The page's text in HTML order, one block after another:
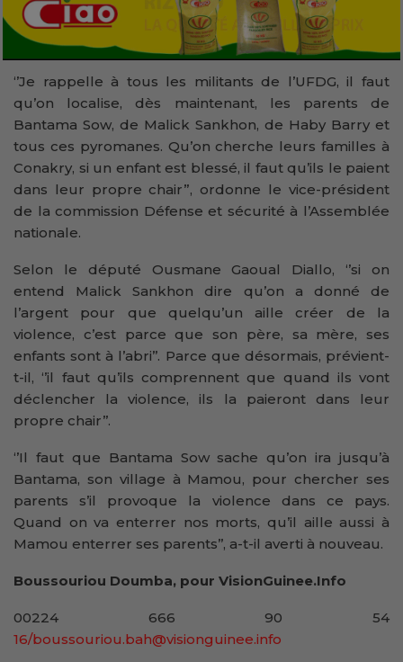
‘’Je rappelle à tous les militants de l’UFDG, il faut
qu’on localise, dès maintenant, les parents de
Bantama Sow, de Malick Sankhon, de Haby Barry et
tous ces pyromanes. Qu’on cherche leurs familles à
Conakry, si un enfant est blessé, il faut qu’ils le paient
dans leur propre chair”, ordonne le vice-président
de la commission Défense et sécurité à l’Assemblée
nationale.
Selon le député Ousmane Gaoual Diallo, ‘’si on
entend Malick Sankhon dire qu’on a donné de
l’argent pour que quelqu’un aille créer de la
violence, c’est parce que son père, sa mère, ses
enfants sont à l’abri’’. Parce que désormais, prévient-
t-il, ‘’il faut qu’ils comprennent que quand ils vont
déclencher la violence, ils la paieront dans leur
propre chair’’.
‘’Il faut que Bantama Sow sache qu’on ira jusqu’à
Bantama, son village à Mamou, pour chercher ses
parents s’il provoque la violence dans ce pays.
Quand on va enterrer nos morts, qu’il aille aussi à
Mamou enterrer ses parents’’, a-t-il averti à nouveau.
Boussouriou Doumba, pour VisionGuinee.Info
00224 666 90 54
16/boussouriou.bah@visionguinee.info